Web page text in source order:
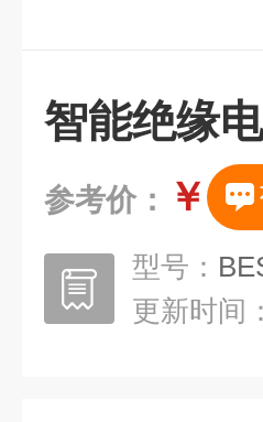
智能绝缘
参考价： ￥
型号：
更新时间：